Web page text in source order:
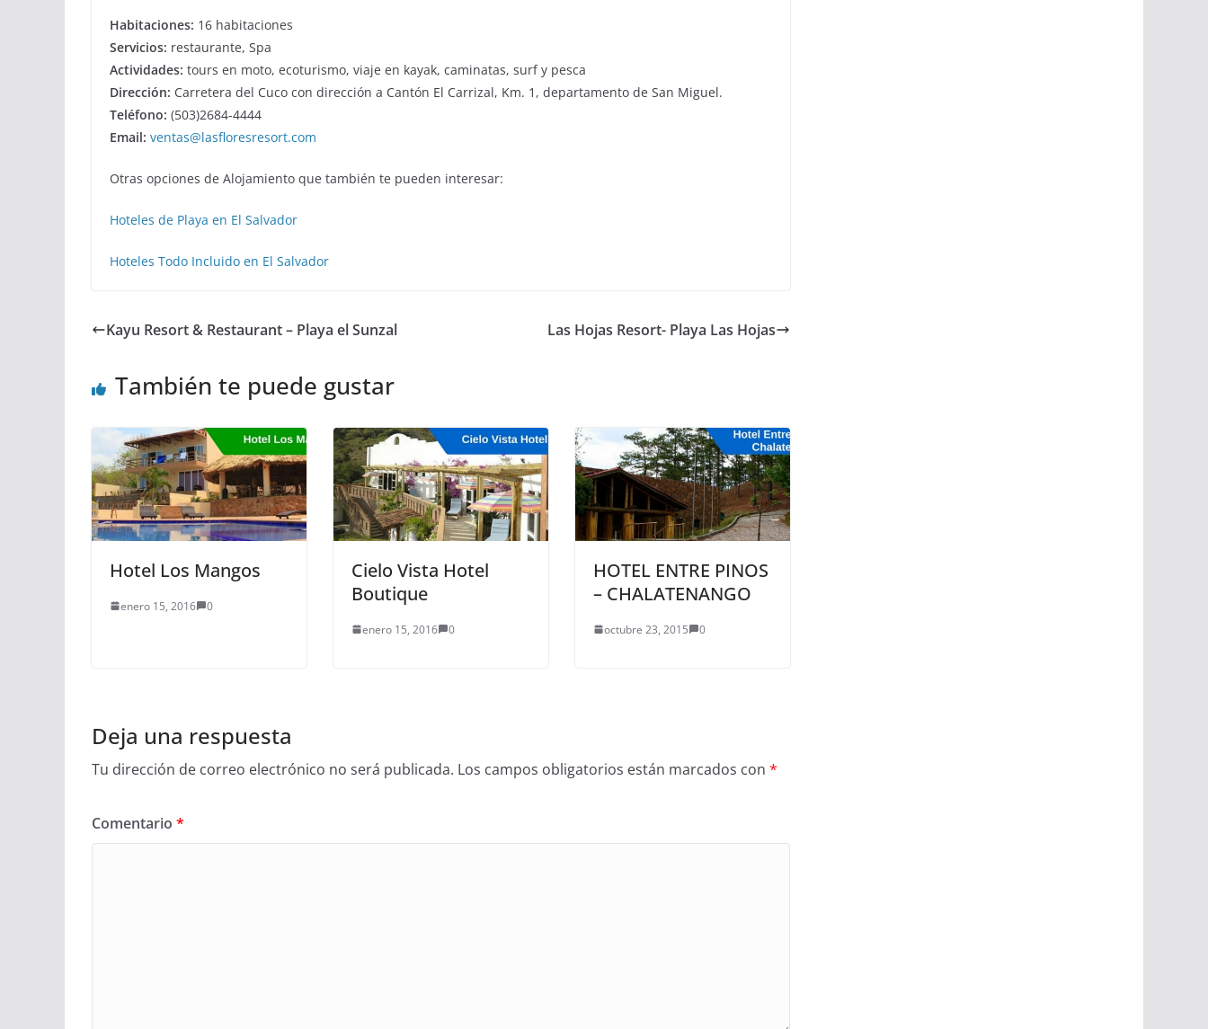
Habitaciones: 16 habitaciones
Servicios: restaurante, Spa
Actividades: tours en moto, ecoturismo, viaje en kayak, caminatas, surf y pesca
Dirección: Carretera del Cuco con dirección a Cantón El Carrizal, Km. 1, departamento de San Miguel.
Teléfono: (503)2684-4444
Email: ventas@lasfloresresort.com
Otras opciones de Alojamiento que también te pueden interesar:
Hoteles de Playa en El Salvador
Hoteles Todo Incluido en El Salvador
Kayu Resort & Restaurant – Playa el Sunzal Las Hojas Resort- Playa Las Hojas
También te puede gustar
Hotel Los Mangos
enero 15, 2016 0
Cielo Vista Hotel
Boutique
enero 15, 2016 0
HOTEL ENTRE PINOS
– CHALATENANGO
octubre 23, 2015 0
Deja una respuesta
Tu dirección de correo electrónico no será publicada. Los campos obligatorios están marcados con *
Comentario *